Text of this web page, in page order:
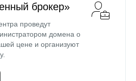
брокер»
проведут
домена о
цене и организуют